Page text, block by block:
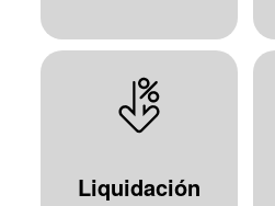
Liquidación